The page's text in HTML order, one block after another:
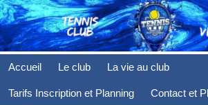
Accueil Le club La vie au club
Tarifs Inscription et Planning Contact et
Panneau de gestion des cookies